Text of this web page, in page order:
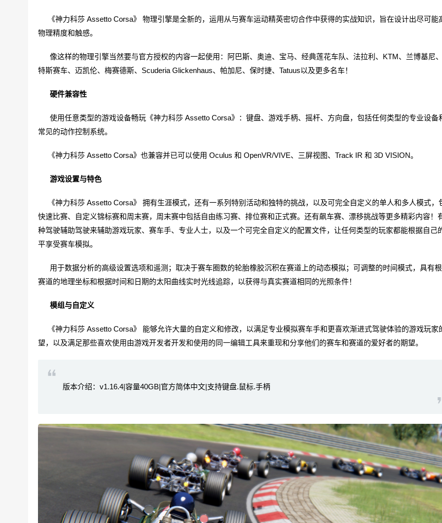
《神力科莎 Assetto Corsa》 物理引擎是全新的，运用从与赛车运动精英密切合作中获得的实战知识，旨在设计出尽可能
物理精度和触感。
像这样的物理引擎当然要与官方授权的内容一起使用：阿巴斯、奥迪、宝马、经典莲花车队、法拉利、KTM、兰博基尼
特斯赛车、迈凯伦、梅赛德斯、Scuderia Glickenhaus、帕加尼、保时捷、Tatuus以及更多名车！
硬件兼容性
使用任意类型的游戏设备畅玩《神力科莎 Assetto Corsa》：键盘、游戏手柄、摇杆、方向盘，包括任何类型的专业设备
常见的动作控制系统。
《神力科莎 Assetto Corsa》也兼容并已可以使用 Oculus 和 OpenVR/VIVE、三屏视图、Track IR 和 3D VISION。
游戏设置与特色
《神力科莎 Assetto Corsa》 拥有生涯模式，还有一系列特别活动和独特的挑战，以及可完全自定义的单人和多人模式，
快速比赛、自定义锦标赛和周末赛，周末赛中包括自由练习赛、排位赛和正式赛。还有飙车赛、漂移挑战等更多精彩内容！
种驾驶辅助驾驶来辅助游戏玩家、赛车手、专业人士，以及一个可完全自定义的配置文件，让任何类型的玩家都能根据自己
平享受赛车模拟。
用于数据分析的高级设置选项和遥测；取决于赛车圈数的轮胎橡胶沉积在赛道上的动态模拟；可调整的时间模式，具有
赛道的地理坐标和根据时间和日期的太阳曲线实时光线追踪，以获得与真实赛道相同的光照条件！
模组与自定义
《神力科莎 Assetto Corsa》 能够允许大量的自定义和修改，以满足专业模拟赛车手和更喜欢渐进式驾驶体验的游戏玩家
望，以及满足那些喜欢使用由游戏开发者开发和使用的同一编辑工具来重现和分享他们的赛车和赛道的爱好者的期望。
版本介绍：v1.16.4|容量40GB|官方简体中文|支持键盘.鼠标.手柄